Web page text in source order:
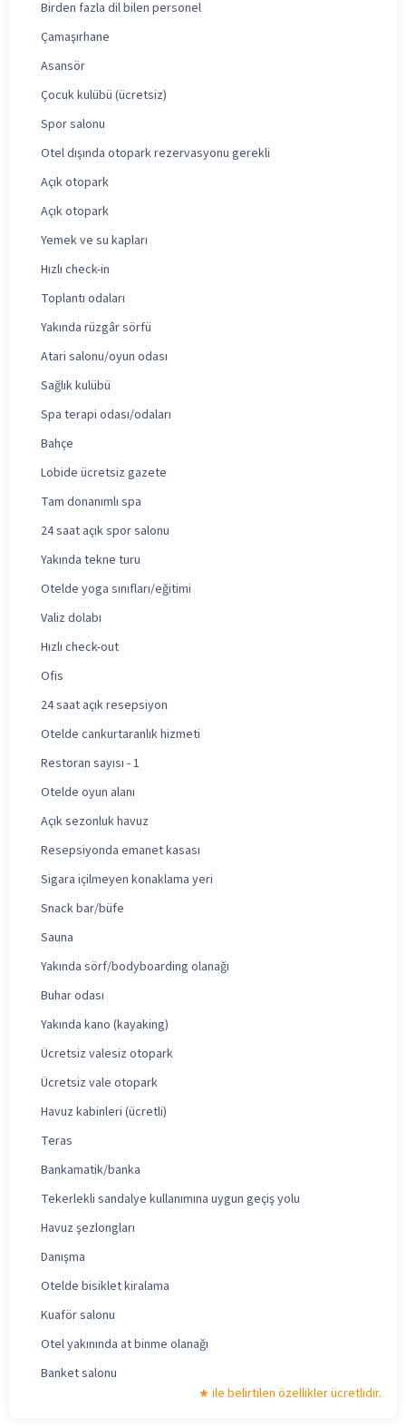
Birden fazla dil bilen personel
Çamaşırhane
Asansör
Çocuk kulübü (ücretsiz)
Spor salonu
Otel dışında otopark rezervasyonu gerekli
Açık otopark
Açık otopark
Yemek ve su kapları
Hızlı check-in
Toplantı odaları
Yakında rüzgâr sörfü
Atari salonu/oyun odası
Sağlık kulübü
Spa terapi odası/odaları
Bahçe
Lobide ücretsiz gazete
Tam donanımlı spa
24 saat açık spor salonu
Yakında tekne turu
Otelde yoga sınıfları/eğitimi
Valiz dolabı
Hızlı check-out
Ofis
24 saat açık resepsiyon
Otelde cankurtaranlık hizmeti
Restoran sayısı - 1
Otelde oyun alanı
Açık sezonluk havuz
Resepsiyonda emanet kasası
Sigara içilmeyen konaklama yeri
Snack bar/büfe
Sauna
Yakında sörf/bodyboarding olanağı
Buhar odası
Yakında kano (kayaking)
Ücretsiz valesiz otopark
Ücretsiz vale otopark
Havuz kabinleri (ücretli)
Teras
Bankamatik/banka
Tekerlekli sandalye kullanımına uygun geçiş yolu
Havuz şezlongları
Danışma
Otelde bisiklet kiralama
Kuaför salonu
Otel yakınında at binme olanağı
Banket salonu
ile belirtilen özellikler ücretlidir.